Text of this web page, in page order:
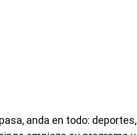
anda en todo: deportes,